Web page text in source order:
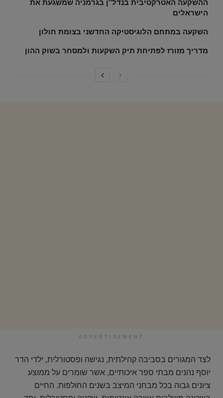
הישראלים
השקעה במתחם הלוגיסטיקה החדשני בצומת חולון
מדריך מזורז לפתיחת תיק השקעות ולמסחר בשוק ההון
ADVERTISEMENT
לצד המגורים בסביבה קהילתית, נגישה ופסטורלית, ילדי הדר
יוסף נהנים מבתי ספר איכותיים, אשר שומרים על ממוצע
ציונים גבוה בכל מבחני המיצב בשנים החולפות. החיים